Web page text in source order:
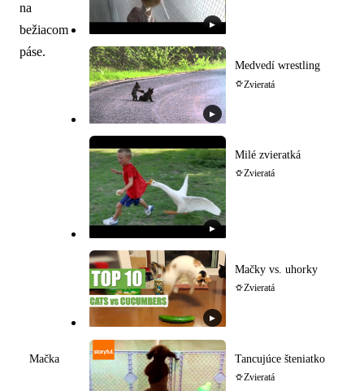
na
bežiacom
páse.
Mačka
▶
▶
Medvedí wrestling
Zvieratá
▶
Milé zvieratká
Zvieratá
▶
Mačky vs. uhorky
Zvieratá
Tancujúce šteniatko
Zvieratá